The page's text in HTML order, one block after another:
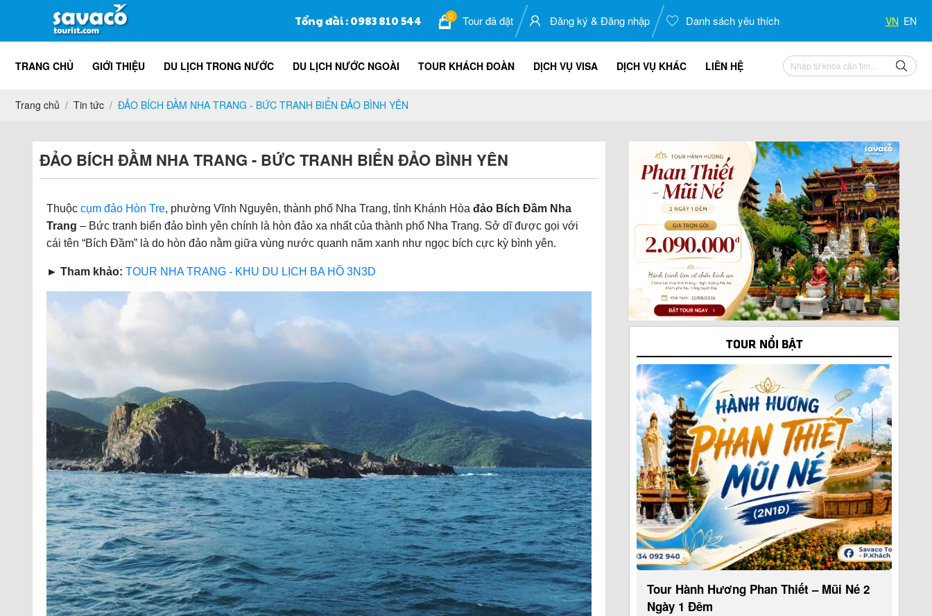
Tổng đài : 0983 810 544 0 Tour đã đặt Đăng ký &Đăng nhập Danh sách yêu thích VN EN
TRANG CHỦ GIỚI THIỆU DU LỊCH TRONG NƯỚC DU LỊCH NƯỚC NGOÀI TOUR KHÁCH ĐOÀN DỊCH VỤ VISA DỊCH VỤ KHÁC LIÊN HỆ
Trang chủ Tin tức ĐẢO BÍCH ĐẦM NHA TRANG - BỨC TRANH BIỂN ĐẢO BÌNH YÊN
ĐẢO BÍCH ĐẦM NHA TRANG - BỨC TRANH BIỂN ĐẢO BÌNH YÊN
Thuộc cụm đảo Hòn Tre, phường Vĩnh Nguyên, thành phố Nha Trang, tỉnh Khánh Hòa đảo Bích Đầm Nha
Trang – Bức tranh biển đảo bình yên chính là hòn đảo xa nhất của thành phố Nha Trang. Sở dĩ được gọi với
cái tên “Bích Đầm” là do hòn đảo nằm giữa vùng nước quanh năm xanh như ngọc bích cực kỳ bình yên.
► Tham khảo: TOUR NHA TRANG - KHU DU LỊCH BA HỒ 3N3D
TOUR NỔI BẬT
Tour Hành Hương Phan Thiết – Mũi Né 2
Ngày 1 Đêm